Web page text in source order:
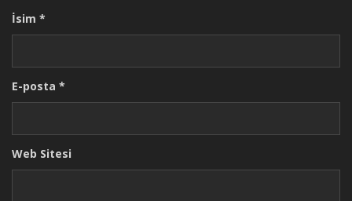
İsim *
E-posta *
Web Sitesi